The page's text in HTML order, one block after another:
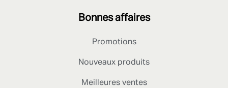
Bonnes affaires
Promotions
Nouveaux produits
Meilleures ventes